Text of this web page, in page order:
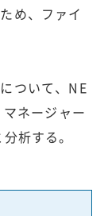
め、ファイ
ついて、NE
ネージャー
析する。